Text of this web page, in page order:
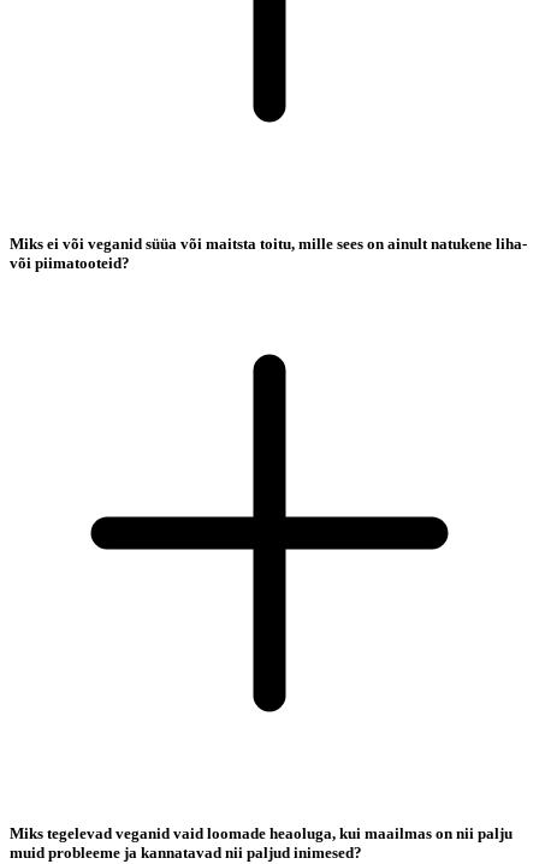
Miks ei või veganid süüa või maitsta toitu, mille sees on ainult natukene liha-
või piimatooteid?
Miks tegelevad veganid vaid loomade heaoluga, kui maailmas on nii palju
muid probleeme ja kannatavad nii paljud inimesed?